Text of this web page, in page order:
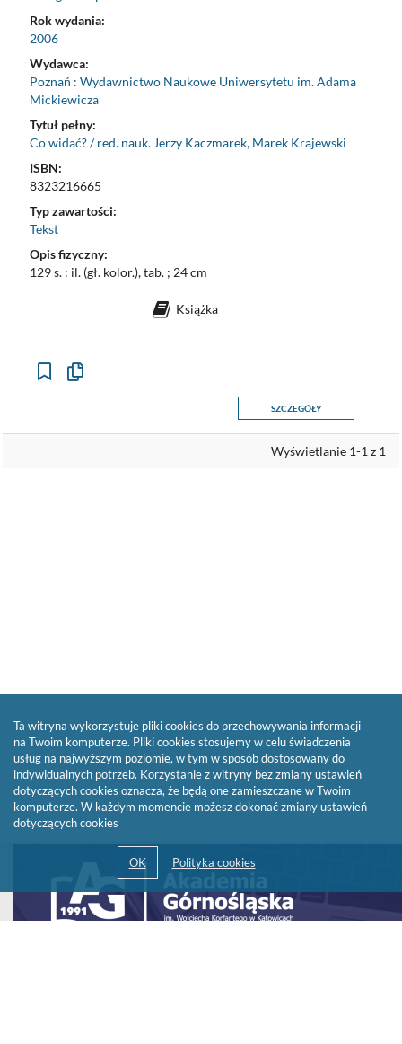
Rok wydania:
2006
Wydawca:
Poznań : Wydawnictwo Naukowe Uniwersytetu im. Adama
Mickiewicza
Tytuł pełny:
Co widać? / red. nauk. Jerzy Kaczmarek, Marek Krajewski
ISBN:
8323216665
Typ zawartości:
Tekst
Opis fizyczny:
129 s. : il. (gł. kolor.), tab. ; 24 cm
Książka
Kopiuj
SZCZEGÓŁY
Wyświetlanie 1-1 z 1
się
w
Ta witryna wykorzystuje pliki cookies do przechowywania informacji
na Twoim komputerze. Pliki cookies stosujemy w celu świadczenia
usług na najwyższym poziomie, w tym w sposób dostosowany do
indywidualnych potrzeb. Korzystanie z witryny bez zmiany ustawień
dotyczących cookies oznacza, że będą one zamieszczane w Twoim
komputerze. W każdym momencie możesz dokonać zmiany ustawień
dotyczących cookies